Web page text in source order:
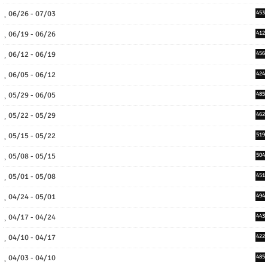
06/26 - 07/03 453
06/19 - 06/26 412
06/12 - 06/19 456
06/05 - 06/12 424
05/29 - 06/05 485
05/22 - 05/29 462
05/15 - 05/22 519
05/08 - 05/15 504
05/01 - 05/08 451
04/24 - 05/01 494
04/17 - 04/24 443
04/10 - 04/17 422
04/03 - 04/10 485